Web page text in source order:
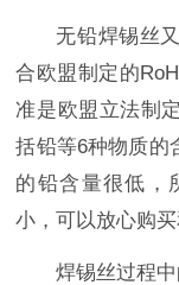
无铅焊锡丝
合欧盟制定的
准是欧盟立法制
括铅等6种物质的
的铅含量很低，
小，可以放心购买
焊锡丝过程